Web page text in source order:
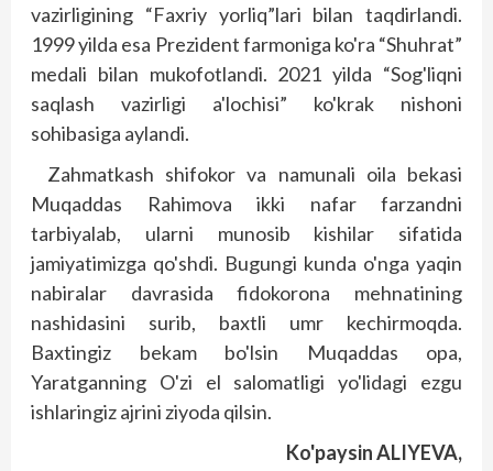
vazirligining “Faxriy yorliq”lari bilan taqdirlandi.
1999 yilda esa Prezident farmoniga ko'ra “Shuhrat”
medali bilan mukofotlandi. 2021 yilda “Sog'liqni
saqlash vazirligi a'lochisi” ko'krak nishoni
sohibasiga aylandi.
Zahmatkash shifokor va namunali oila bekasi
Muqaddas Rahimova ikki nafar farzandni
tarbiyalab, ularni munosib kishilar sifatida
jamiyatimizga qo'shdi. Bugungi kunda o'nga yaqin
nabiralar davrasida fidokorona mehnatining
nashidasini surib, baxtli umr kechirmoqda.
Baxtingiz bekam bo'lsin Muqaddas opa,
Yaratganning O'zi el salomatligi yo'lidagi ezgu
ishlaringiz ajrini ziyoda qilsin.
Ko'paysin ALIYEVA,